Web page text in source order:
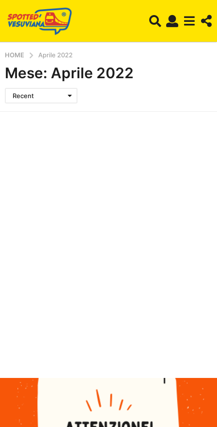
HOME Aprile 2022
Mese: Aprile 2022
Recent